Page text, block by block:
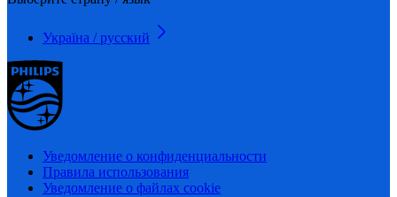
Україна / русский
Уведомление о конфиденциальности
Правила использования
Уведомление о файлах cookie